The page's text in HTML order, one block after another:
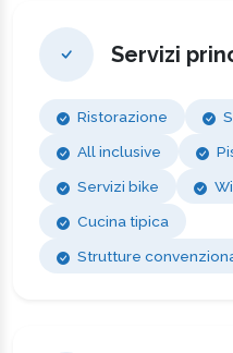
Servizi
Ristorazione
All inclusive
Servizi bike
Cucina tipica
Strutture